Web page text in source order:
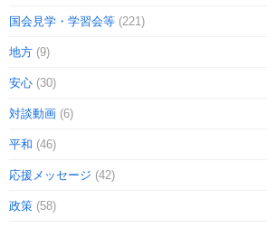
国会見学・学習会等 (221)
地方 (9)
安心 (30)
対談動画 (6)
平和 (46)
応援メッセージ (42)
政策 (58)